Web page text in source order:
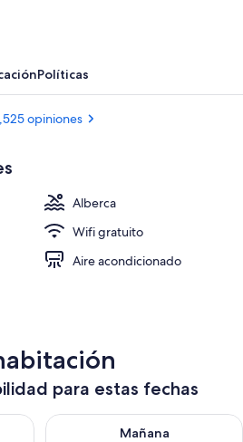
Exterior
Políticas
opiniones
Alberca
Wifi gratuito
Aire acondicionado
para estas fechas
hoy ago 9 - ago 10
Mañana
Consulta la disponibilidad